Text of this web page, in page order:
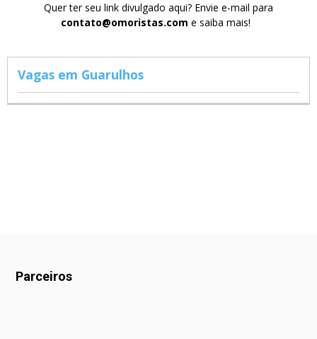
Quer ter seu link divulgado aqui? Envie e-mail para
contato@omoristas.com e saiba mais!
Vagas em Guarulhos
Parceiros